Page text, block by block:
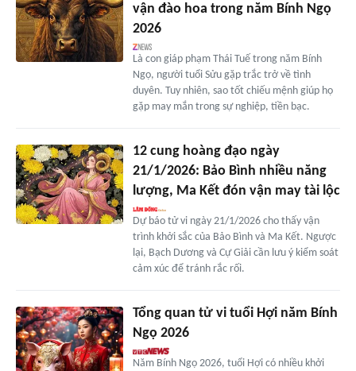
vận đào hoa trong năm Bính Ngọ
2026
Là con giáp phạm Thái Tuế trong năm Bính
Ngọ, người tuổi Sửu gặp trắc trở về tình
duyên. Tuy nhiên, sao tốt chiếu mệnh giúp họ
gặp may mắn trong sự nghiệp, tiền bạc.
12 cung hoàng đạo ngày
21/1/2026: Bảo Bình nhiều năng
lượng, Ma Kết đón vận may tài lộc
Dự báo tử vi ngày 21/1/2026 cho thấy vận
trình khởi sắc của Bảo Bình và Ma Kết. Ngược
lại, Bạch Dương và Cự Giải cần lưu ý kiểm soát
cảm xúc để tránh rắc rối.
Tổng quan tử vi tuổi Hợi năm Bính
Ngọ 2026
Năm Bính Ngọ 2026, tuổi Hợi có nhiều khởi